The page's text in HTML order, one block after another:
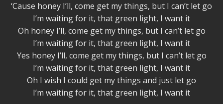
‘Cause honey I’ll, come get my things, but I can’t let go
I’m waiting for it, that green light, I want it
Oh honey I’ll, come get my things, but I can’t let go
I’m waiting for it, that green light, I want it
Yes honey I’ll, come get my things, but I can’t let go
I’m waiting for it, that green light, I want it
Oh I wish I could get my things and just let go
I’m waiting for it, that green light, I want it